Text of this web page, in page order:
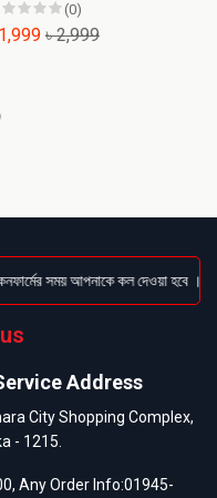
(0)
৳ 2,999
সময় আপনাকে কল দেওয়া হবে ।
Address
City Shopping Complex,
- 1215.
, Any Order Info:01945-